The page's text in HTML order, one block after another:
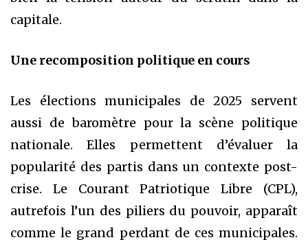
capitale.
Une recomposition politique en cours
Les élections municipales de 2025 servent
aussi de baromètre pour la scène politique
nationale. Elles permettent d’évaluer la
popularité des partis dans un contexte post-
crise. Le Courant Patriotique Libre (CPL),
autrefois l’un des piliers du pouvoir, apparaît
comme le grand perdant de ces municipales.